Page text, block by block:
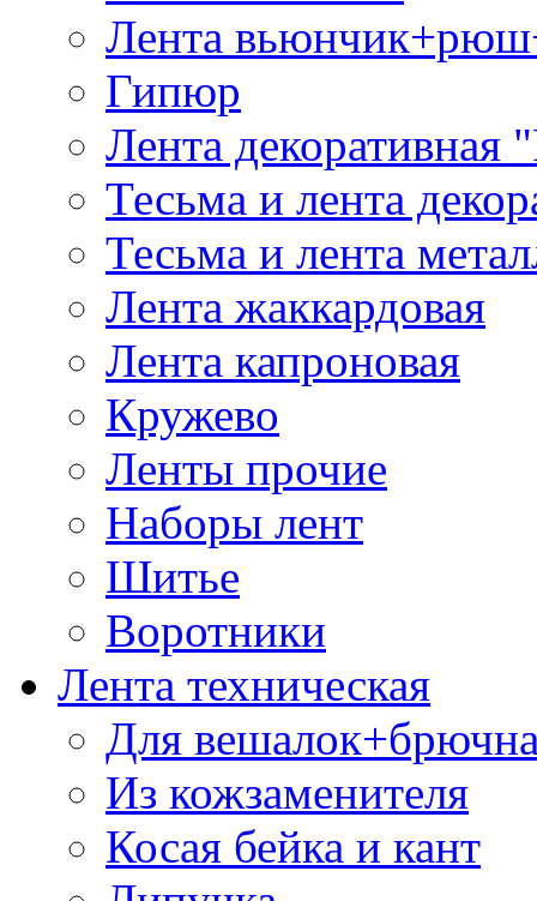
Лента
Гипюр
Лента декоративная
Тесьма и лента
Тесьма и лента
Лента жаккардовая
Лента капроновая
Кружево
Ленты прочие
Наборы лент
Шитье
Воротники
Лента техническая
Для
Из кожзаменителя
Косая бейка и кант